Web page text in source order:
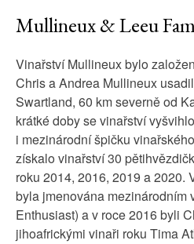
Mullineux & Leeu
Vinařství Mullineux bylo
Chris a Andrea Mullineux
Swartland, 60 km severně od
krátké doby se vinařství
i mezinárodní špičku
získalo vinařství 30
roku 2014, 2016, 2019 a 2020.
byla jmenována mezinárodním
Enthusiast) a v roce 2016 byli
jihoafrickými vinaři roku Tima